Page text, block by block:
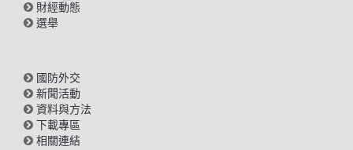
財經動態
選舉
國防外交
新聞活動
資料與方法
下載專區
相關連結